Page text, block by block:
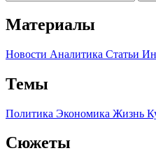
Материалы
Новости Аналитика Статьи
Темы
Политика Экономика Жизнь
Сюжеты